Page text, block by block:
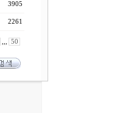
3905
2261
,,, 50